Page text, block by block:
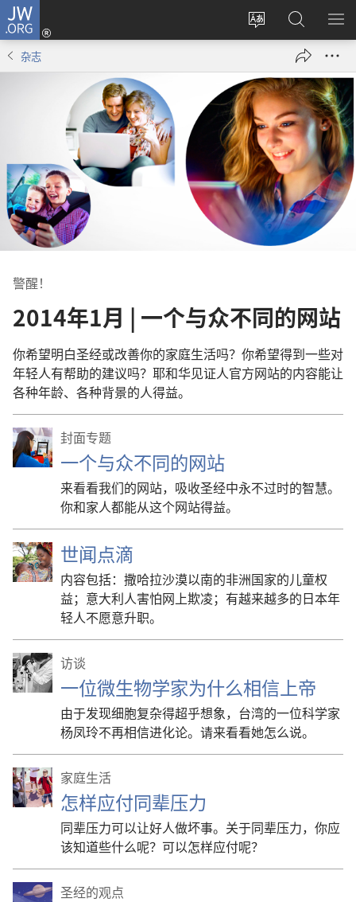
JW.ORG
更
站
语
言
登
录
（打
新
窗
口）
搜
索
JW.ORG
显
单
杂志
警醒！
2014年1月 | 一个与众不同的网站
你希望明白圣经或改善你的家庭生活吗？你希望得到一些对
年轻人有帮助的建议吗？耶和华见证人官方网站的内容能让
各种年龄、各种背景的人得益。
封面专题
一个与众不同的网站
来看看我们的网站，吸收圣经中永不过时的智慧。
你和家人都能从这个网站得益。
世闻点滴
内容包括：撒哈拉沙漠以南的非洲国家的儿童权
益；意大利人害怕网上欺凌；有越来越多的日本年
轻人不愿意升职。
访谈
一位微生物学家为什么相信上帝
由于发现细胞复杂得超乎想象，台湾的一位科学家
杨凤玲不再相信进化论。请来看看她怎么说。
家庭生活
怎样应付同辈压力
同辈压力可以让好人做坏事。关于同辈压力，你应
该知道些什么呢？可以怎样应付呢？
圣经的观点